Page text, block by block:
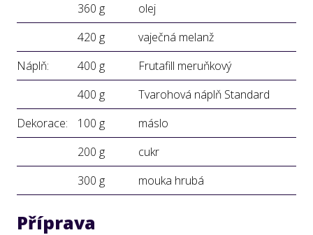
360 g
olej
420 g
vaječná melanž
Náplň:
400 g
Frutafill meruňkový
400 g
Tvarohová náplň Standard
Dekorace:
100 g
máslo
200 g
cukr
300 g
mouka hrubá
Příprava